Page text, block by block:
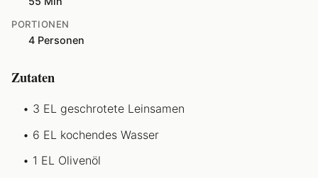
PORTIONEN
4 Personen
Zutaten
3 EL geschrotete Leinsamen
6 EL kochendes Wasser
1 EL Olivenöl